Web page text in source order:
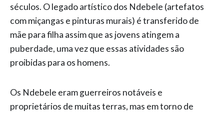
séculos. O legado artístico dos Ndebele (artefatos
com miçangas e pinturas murais) é transferido de
mãe para filha assim que as jovens atingem a
puberdade, uma vez que essas atividades são
proibidas para os homens.
Os Ndebele eram guerreiros notáveis e
proprietários de muitas terras, mas em torno de